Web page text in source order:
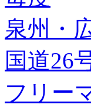
泉州・
国道26
フリー